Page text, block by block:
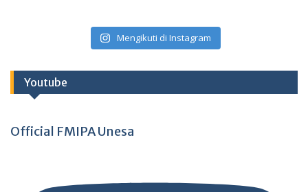
Mengikuti di Instagram
Youtube
Official FMIPA Unesa